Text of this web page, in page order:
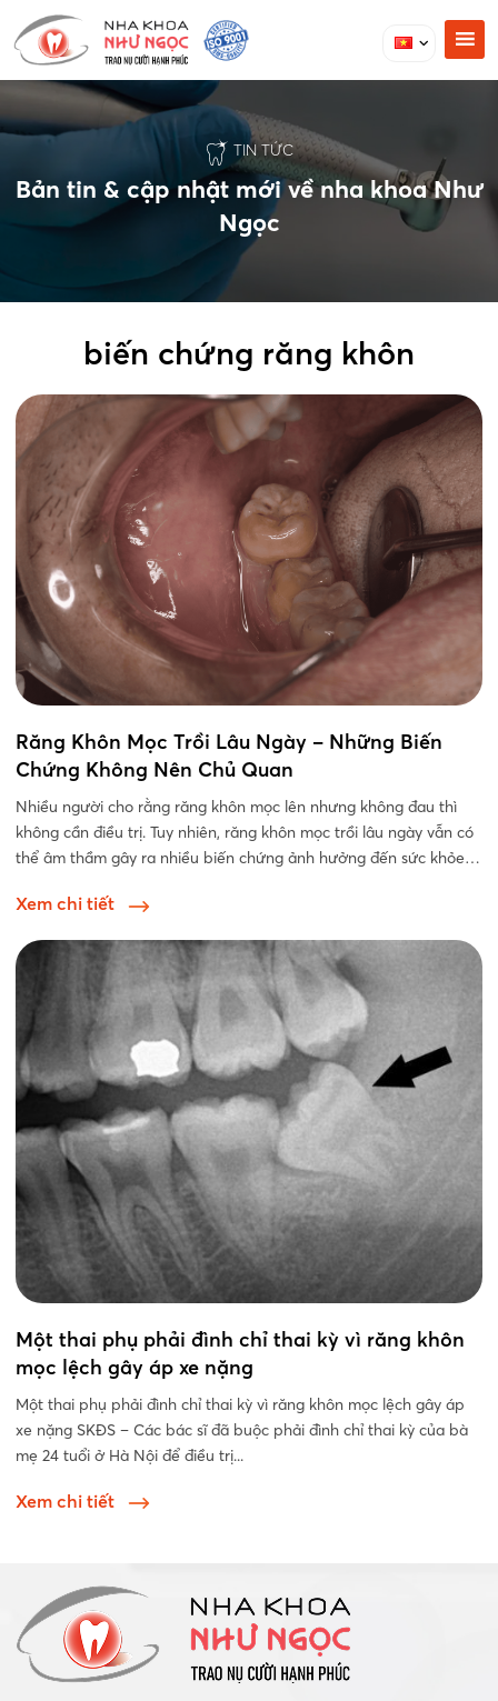
TIN TỨC
Bản tin & cập nhật mới về nha khoa Như
Ngọc
biến chứng răng khôn
Răng Khôn Mọc Trồi Lâu Ngày – Những Biến
Chứng Không Nên Chủ Quan
Nhiều người cho rằng răng khôn mọc lên nhưng không đau thì
không cần điều trị. Tuy nhiên, răng khôn mọc trồi lâu ngày vẫn có
thể âm thầm gây ra nhiều biến chứng ảnh hưởng đến sức khỏe
Xem chi tiết
Một thai phụ phải đình chỉ thai kỳ vì răng khôn
mọc lệch gây áp xe nặng
Một thai phụ phải đình chỉ thai kỳ vì răng khôn mọc lệch gây áp
xe nặng SKĐS – Các bác sĩ đã buộc phải đình chỉ thai kỳ của bà
mẹ 24 tuổi ở Hà Nội để điều trị...
Xem chi tiết